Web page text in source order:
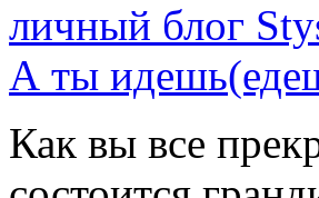
личный блог
А ты
Как вы все